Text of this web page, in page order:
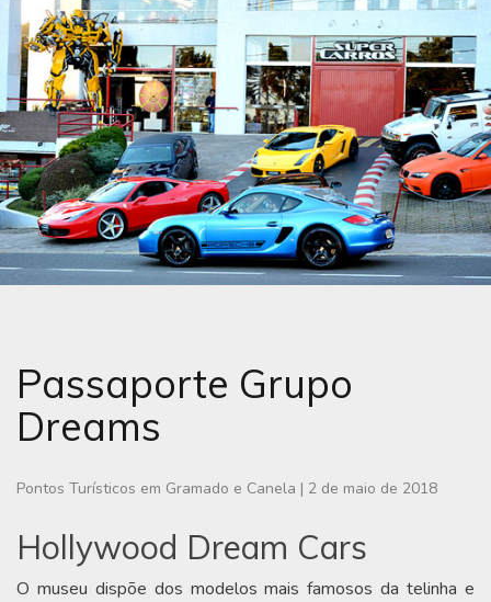
Passaporte Grupo
Dreams
Pontos Turísticos em Gramado e Canela | 2 de maio de 2018
Hollywood Dream Cars
O museu dispõe dos modelos mais famosos da telinha e